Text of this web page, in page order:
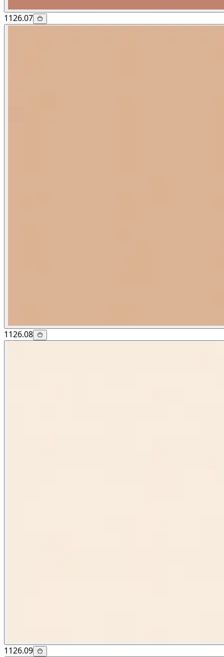
1126.07
1126.08
1126.09